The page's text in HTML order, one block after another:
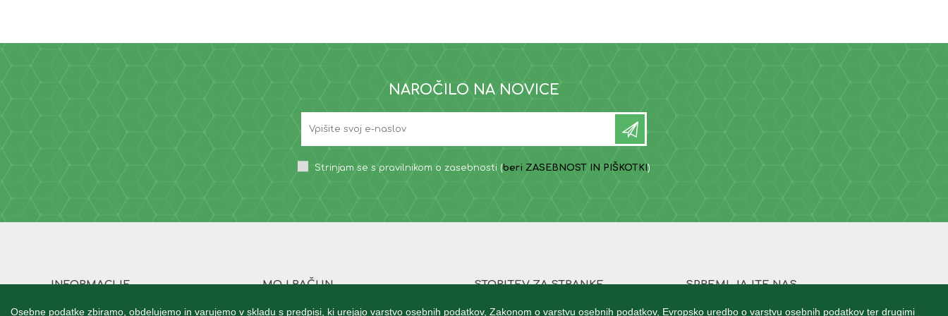
Osebne podatke zbiramo, obdelujemo in varujemo v skladu s predpisi, ki urejajo varstvo osebnih podatkov, Zakonom o varstvu osebnih podatkov, Evropsko uredbo o varstvu osebnih podatkov ter drugimi
NAROČILO NA NOVICE
Strinjam se s pravilnikom o zasebnosti (beri ZASEBNOST IN PIŠKOTKI)
INFORMACIJE
Vizija
MOJ RAČUN
Podatki stranke
STORITEV ZA STRANKE
WhiteShark Gaming
SPREMLJAJTE NAS